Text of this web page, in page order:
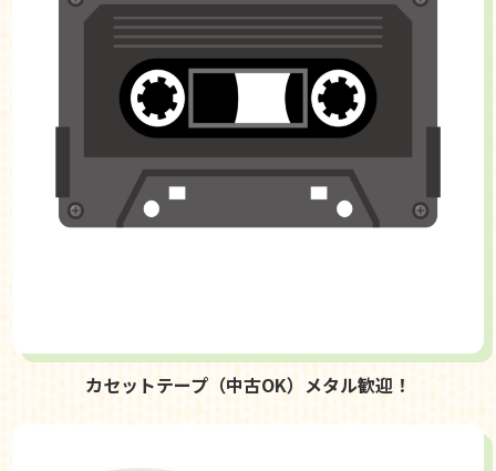
カセットテープ（中古OK）メタル歓迎！